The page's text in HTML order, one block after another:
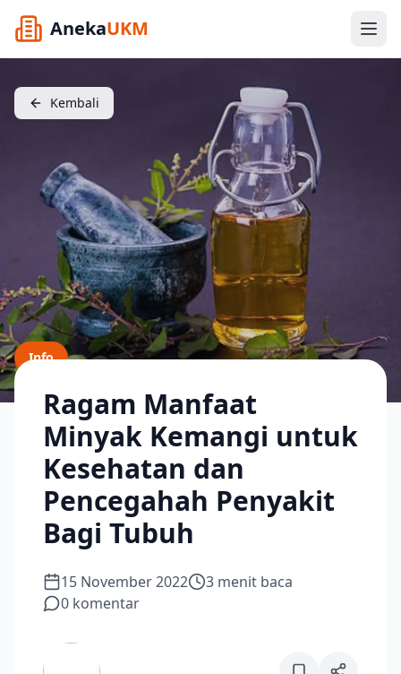
AnekaUKM
Kembali
Info
Ragam Manfaat
Minyak Kemangi untuk
Kesehatan dan
Pencegahah Penyakit
Bagi Tubuh
15 November 2022 3 menit baca
0 komentar